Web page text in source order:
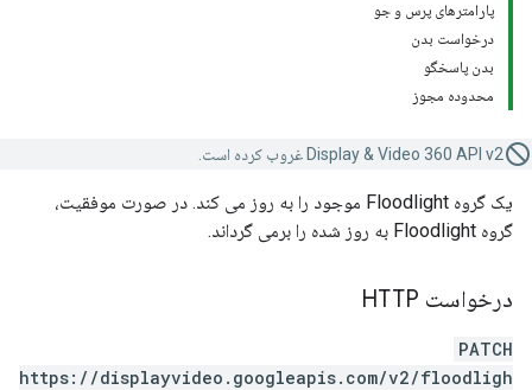
پارامترهای پرس و جو
درخواست بدن
بدن پاسخگو
محدوده مجوز
Display & Video 360 API v2 غروب کرده است.
یک گروه Floodlight موجود را به روز می کند. در صورت موفقیت،
گروه Floodlight به روز شده را برمی گرداند.
درخواست HTTP
PATCH
https://displayvideo.googleapis.com/v2/floodligh